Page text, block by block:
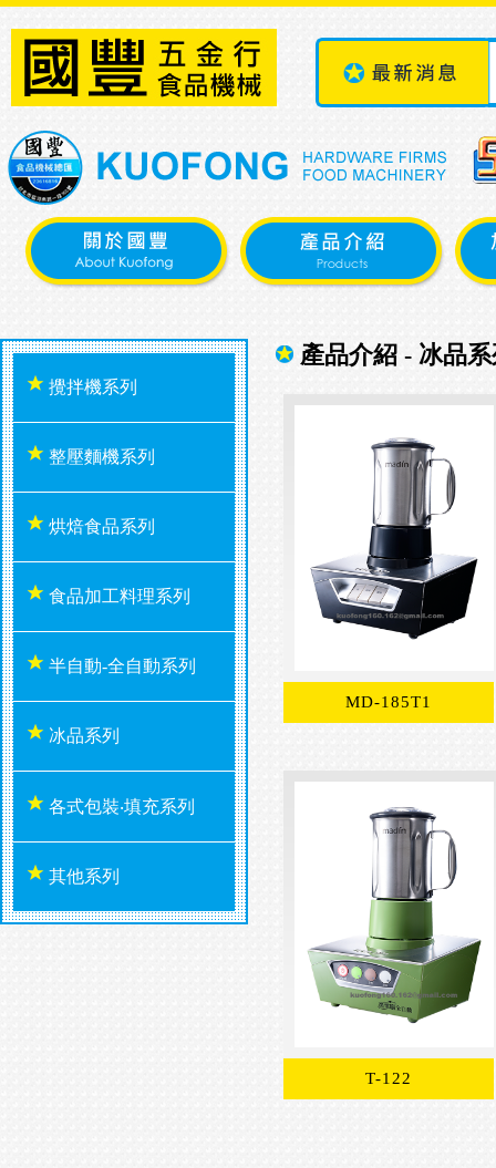
攪拌機系列
整壓麵機系列
烘焙食品系列
食品加工料理系列
半自動-全自動系列
冰品系列
各式包裝‧填充系列
其他系列
產品介紹 - 冰品
MD-185T1
T-122